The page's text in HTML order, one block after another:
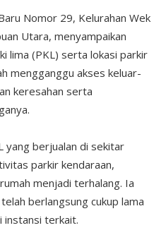
Nomor 29, Kelurahan Wek
Utara, menyampaikan
lima (PKL) serta lokasi parkir
mengganggu akses keluar-
keresahan serta
yang berjualan di sekitar
parkir kendaraan,
menjadi terhalang. Ia
berlangsung cukup lama
instansi terkait.